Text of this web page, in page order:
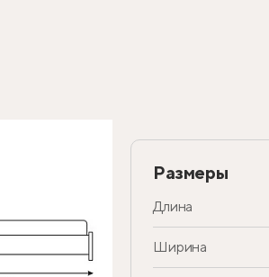
Размеры
Длина
Ширина